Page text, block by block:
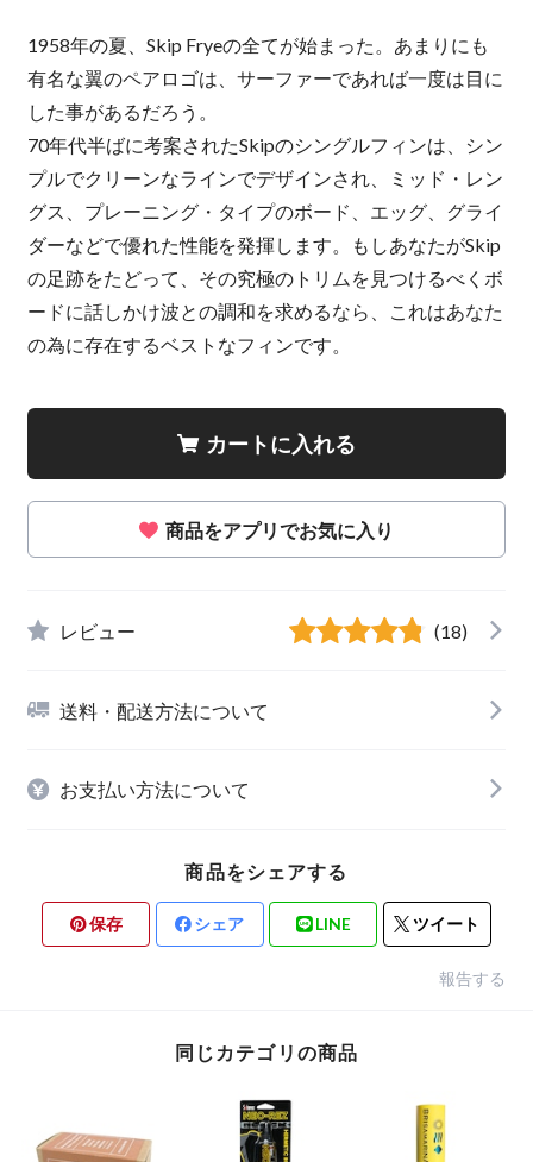
1958年の夏、Skip Fryeの全てが始まった。あまりにも
有名な翼のペアロゴは、サーファーであれば一度は目に
した事があるだろう。
70年代半ばに考案されたSkipのシングルフィンは、シン
プルでクリーンなラインでデザインされ、ミッド・レン
グス、プレーニング・タイプのボード、エッグ、グライ
ダーなどで優れた性能を発揮します。もしあなたがSkip
の足跡をたどって、その究極のトリムを見つけるべくボ
ードに話しかけ波との調和を求めるなら、これはあなた
の為に存在するベストなフィンです。
カートに入れる
商品をアプリでお気に入り
レビュー (18)
送料・配送方法について
お支払い方法について
商品をシェアする
保存 シェア LINE ツイート
報告する
同じカテゴリの商品